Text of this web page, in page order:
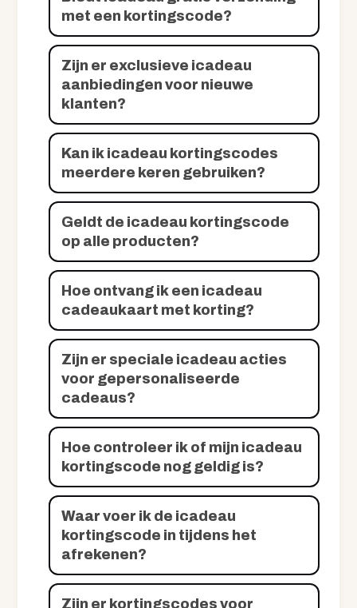
met een kortingscode?
Zijn er exclusieve icadeau
aanbiedingen voor nieuwe
klanten?
Kan ik icadeau kortingscodes
meerdere keren gebruiken?
Geldt de icadeau kortingscode
op alle producten?
Hoe ontvang ik een icadeau
cadeaukaart met korting?
Zijn er speciale icadeau acties
voor gepersonaliseerde
cadeaus?
Hoe controleer ik of mijn icadeau
kortingscode nog geldig is?
Waar voer ik de icadeau
kortingscode in tijdens het
afrekenen?
Zijn er kortingscodes voor